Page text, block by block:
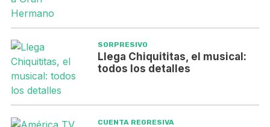
SORPRESIVO
Llega Chiquititas, el musical:
todos los detalles
CUENTA REGRESIVA